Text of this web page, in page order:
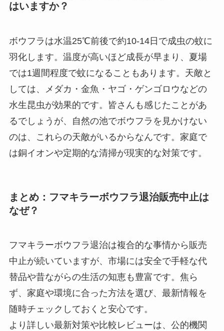
はいますか？
ボウフラは水温25℃前後で約10-14日で成虫の蚊に
羽化します。温度が高いほど成長が早まり、夏場
では1週間程度で蚊になることもあります。天敵と
しては、メダカ・金魚・ヤゴ・ゲンゴロウなどの
水生昆虫が効果的です。皆さんも感じたことがあ
るでしょうが、自然の池でボウフラを見かけない
のは、これらの天敵がいるからなんです。家庭で
は銅イオンや定期的な清掃が現実的な対策です。
まとめ：フマキラーボウフラ退治販売中止は
なぜ？
フマキラーボウフラ退治は複合的な事情から販売
中止が続いていますが、市場には安全で手軽な代
替品や昔ながらの生活の知恵も豊富です。焦ら
ず、家庭や環境に合った方法を選び、最新情報を
随時チェックしておくと安心です。
より詳しい最新対策や比較レビューは、公的機関